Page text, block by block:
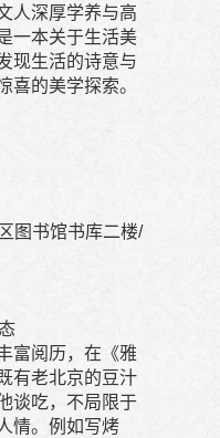
人深厚学养与高
一本关于生活美
现生活的诗意与
喜的美学探索。
图书馆书库二楼/
富阅历，在《雅
有老北京的豆汁
谈吃，不局限于
情。例如写烤